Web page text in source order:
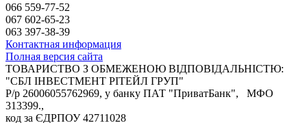
066 559-77-52
067 602-65-23
063 397-38-39
Контактная информация
Полная версия сайта
ТОВАРИСТВО З ОБМЕЖЕНОЮ ВІДПОВІДАЛЬНІСТЮ:
"СБЛ ІНВЕСТМЕНТ РІТЕЙЛ ГРУП"
Р/р 26006055762969, у банку ПАТ "ПриватБанк", МФО
313399.,
код за ЄДРПОУ 42711028